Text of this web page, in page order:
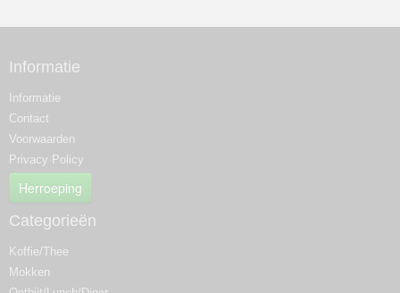
Informatie
Informatie
Contact
Voorwaarden
Privacy Policy
Herroeping
Categorieën
Koffie/Thee
Mokken